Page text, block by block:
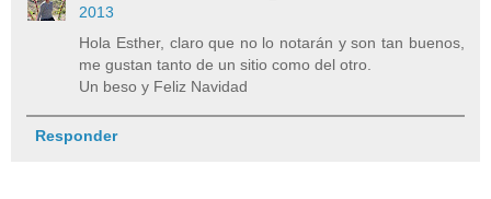
2013
Hola Esther, claro que no lo notarán y son tan buenos,
me gustan tanto de un sitio como del otro.
Un beso y Feliz Navidad
Responder